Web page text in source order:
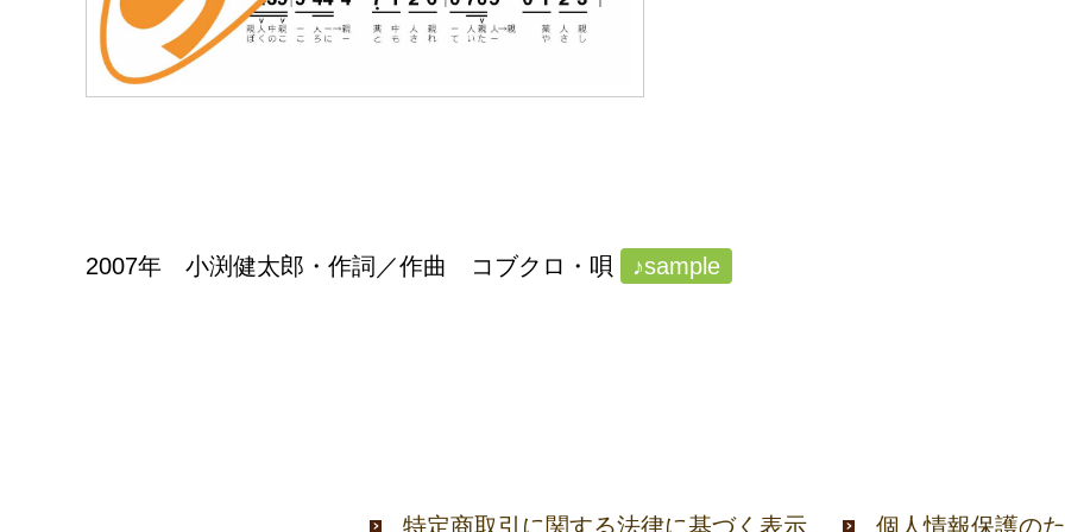
2007年 小渕健太郎・作詞／作曲 コブクロ・唄 ♪sample
特定商取引に関する法律に基づく表示 個人情報保護の